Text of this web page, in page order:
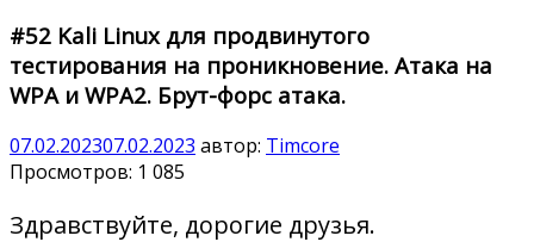
#52 Kali Linux для продвинутого
тестирования на проникновение. Атака на
WPA и WPA2. Брут-форс атака.
07.02.202307.02.2023 автор: Timcore
Просмотров: 1 085
Здравствуйте, дорогие друзья.